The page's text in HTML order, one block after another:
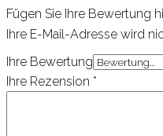
Fügen Sie Ihre Bewertung
Ihre E-Mail-Adresse wird
Ihre Bewertung
Ihre Rezension *